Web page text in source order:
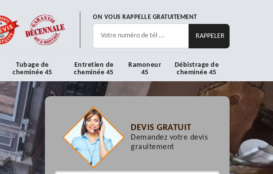
ON VOUS RAPPELLE GRATUITEMENT
Tubage de
cheminée 45
Entretien de
cheminée 45
Ramoneur
45
Débistrage de
cheminée 45
DEVIS GRATUIT
Demandez votre devis
grauitement